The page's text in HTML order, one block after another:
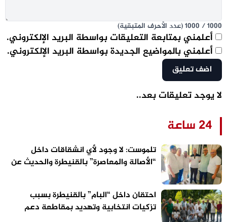
1000
/
1000(عدد الأحرف المتبقية)
أعلمني بمتابعة التعليقات بواسطة البريد الإلكتروني.
أعلمني بالمواضيع الجديدة بواسطة البريد الإلكتروني.
لا يوجد تعليقات بعد..
24 ساعة
تلموست: لا وجود لأي انشقاقات داخل
“الأصالة والمعاصرة” بالقنيطرة والحديث عن
احتقان داخل “البام” بالقنيطرة بسبب
تزكيات انتخابية وتهديد بمقاطعة دعم